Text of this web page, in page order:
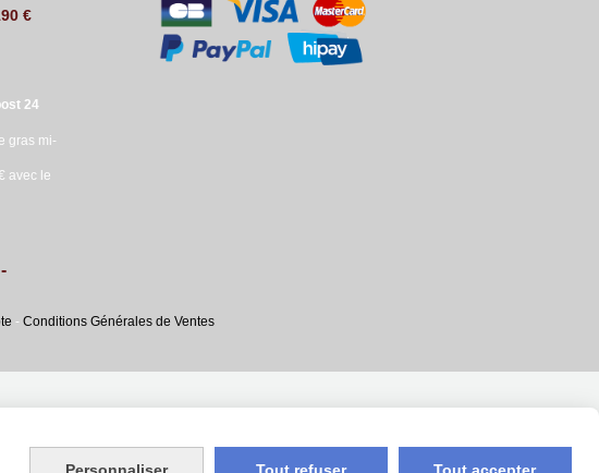
€
24
gras mi-
avec le
Conditions Générales de Ventes